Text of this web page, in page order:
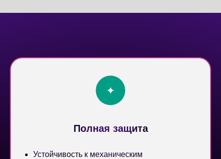
Полная защита
Устойчивость к механическим